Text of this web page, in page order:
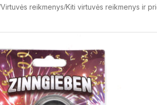
Virtuvės reikmenys Kiti virtuvės reikmenys ir